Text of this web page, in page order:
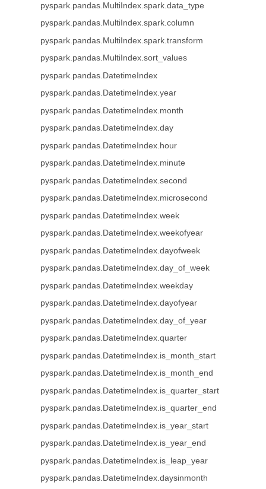
pyspark.pandas.MultiIndex.spark.data_type
pyspark.pandas.MultiIndex.spark.column
pyspark.pandas.MultiIndex.spark.transform
pyspark.pandas.MultiIndex.sort_values
pyspark.pandas.DatetimeIndex
pyspark.pandas.DatetimeIndex.year
pyspark.pandas.DatetimeIndex.month
pyspark.pandas.DatetimeIndex.day
pyspark.pandas.DatetimeIndex.hour
pyspark.pandas.DatetimeIndex.minute
pyspark.pandas.DatetimeIndex.second
pyspark.pandas.DatetimeIndex.microsecond
pyspark.pandas.DatetimeIndex.week
pyspark.pandas.DatetimeIndex.weekofyear
pyspark.pandas.DatetimeIndex.dayofweek
pyspark.pandas.DatetimeIndex.day_of_week
pyspark.pandas.DatetimeIndex.weekday
pyspark.pandas.DatetimeIndex.dayofyear
pyspark.pandas.DatetimeIndex.day_of_year
pyspark.pandas.DatetimeIndex.quarter
pyspark.pandas.DatetimeIndex.is_month_start
pyspark.pandas.DatetimeIndex.is_month_end
pyspark.pandas.DatetimeIndex.is_quarter_start
pyspark.pandas.DatetimeIndex.is_quarter_end
pyspark.pandas.DatetimeIndex.is_year_start
pyspark.pandas.DatetimeIndex.is_year_end
pyspark.pandas.DatetimeIndex.is_leap_year
pyspark.pandas.DatetimeIndex.daysinmonth